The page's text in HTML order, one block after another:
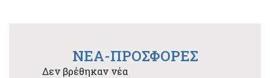
NEA-ΠΡΟΣΦΟΡΕΣ
Δεν βρέθηκαν νέα